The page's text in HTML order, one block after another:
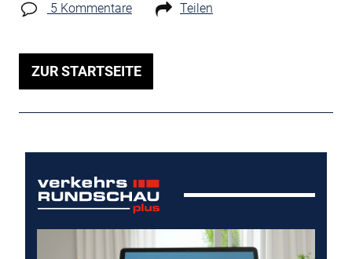
5 Kommentare Teilen
ZUR STARTSEITE